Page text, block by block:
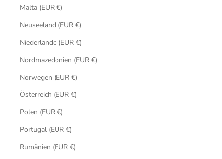
Malta (EUR €)
Neuseeland (EUR €)
Niederlande (EUR €)
Nordmazedonien (EUR €)
Norwegen (EUR €)
Österreich (EUR €)
Polen (EUR €)
Portugal (EUR €)
Rumänien (EUR €)